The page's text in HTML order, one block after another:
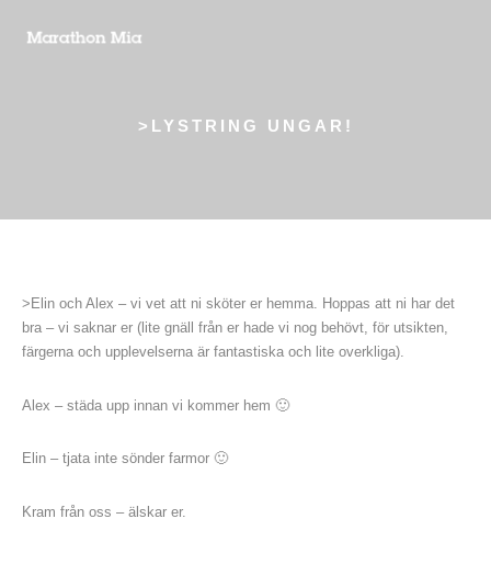
>LYSTRING UNGAR!
>Elin och Alex – vi vet att ni sköter er hemma. Hoppas att ni har det
bra – vi saknar er (lite gnäll från er hade vi nog behövt, för utsikten,
färgerna och upplevelserna är fantastiska och lite overkliga).
Alex – städa upp innan vi kommer hem 🙂
Elin – tjata inte sönder farmor 🙂
Kram från oss – älskar er.